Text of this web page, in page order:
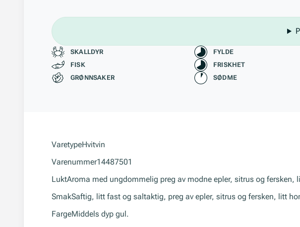
Passer til
SKALLDYR
FISK
GRØNNSAKER
Karakteristikk
FYLDE
FRISKHET
SØDME
VaretypeHvitvin
Varenummer14487501
LuktAroma med ungdommelig preg av modne epler, sitrus og fersken,
SmakSaftig, litt fast og saltaktig, preg av epler, sitrus og fersken, litt
FargeMiddels dyp gul.